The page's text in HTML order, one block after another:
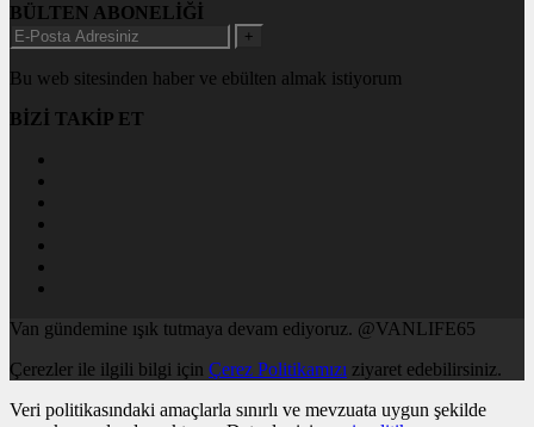
BÜLTEN ABONELİĞİ
+
Bu web sitesinden haber ve ebülten almak istiyorum
BİZİ TAKİP ET
Van gündemine ışık tutmaya devam ediyoruz. @VANLIFE65
Çerezler ile ilgili bilgi için Çerez Politikamızı ziyaret edebilirsiniz.
Veri politikasındaki amaçlarla sınırlı ve mevzuata uygun şekilde